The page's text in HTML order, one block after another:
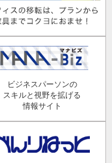
ビジネスパーソンの
スキルと視野を拡げる
情報サイト